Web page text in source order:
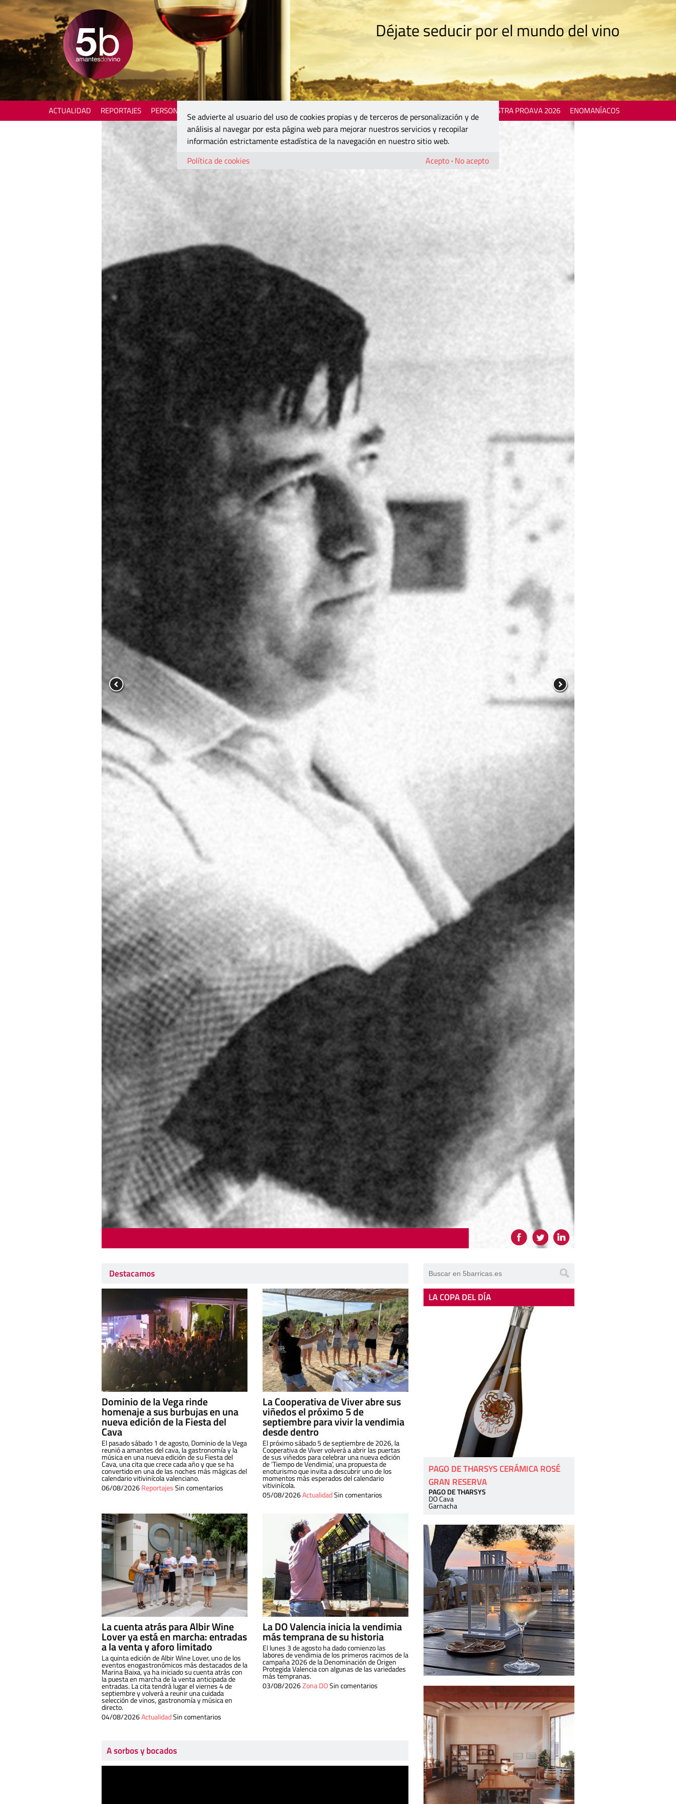
Déjate seducir por el mundo del vino
ACTUALIDAD REPORTAJES PERSONAJES MOSTRA PROAVA 2026 ENOMANÍACOS
Destacamos
Dominio de la Vega rinde
homenaje a sus burbujas en una
nueva edición de la Fiesta del
Cava
El pasado sábado 1 de agosto, Dominio de la Vega
reunió a amantes del cava, la gastronomía y la
música en una nueva edición de su Fiesta del
Cava, una cita que crece cada año y que se ha
convertido en una de las noches más mágicas del
calendario vitivinícola valenciano.
06/08/2026ReportajesSin comentarios
La Cooperativa de Viver abre sus
viñedos el próximo 5 de
septiembre para vivir la vendimia
desde dentro
El próximo sábado 5 de septiembre de 2026, la
Cooperativa de Viver volverá a abrir las puertas
de sus viñedos para celebrar una nueva edición
de ‘Tiempo de Vendimia’, una propuesta de
enoturismo que invita a descubrir uno de los
momentos más esperados del calendario
vitivinícola.
05/08/2026ActualidadSin comentarios
La cuenta atrás para Albir Wine
Lover ya está en marcha: entradas
a la venta y aforo limitado
La quinta edición de Albir Wine Lover, uno de los
eventos enogastronómicos más destacados de la
Marina Baixa, ya ha iniciado su cuenta atrás con
la puesta en marcha de la venta anticipada de
entradas. La cita tendrá lugar el viernes 4 de
septiembre y volverá a reunir una cuidada
selección de vinos, gastronomía y música en
directo.
04/08/2026ActualidadSin comentarios
La DO Valencia inicia la vendimia
más temprana de su historia
El lunes 3 de agosto ha dado comienzo las
labores de vendimia de los primeros racimos de la
campaña 2026 de la Denominación de Origen
Protegida Valencia con algunas de las variedades
más tempranas.
03/08/2026Zona DOSin comentarios
A sorbos y bocados
LA COPA DEL DÍA
PAGO DE THARSYS CERÁMICA ROSÉ
GRAN RESERVA
PAGO DE THARSYS
DO Cava
Garnacha
Se advierte al usuario del uso de cookies propias y de terceros de personalización y de
análisis al navegar por esta página web para mejorar nuestros servicios y recopilar
información estrictamente estadística de la navegación en nuestro sitio web.
Política de cookies
Acepto · No acepto